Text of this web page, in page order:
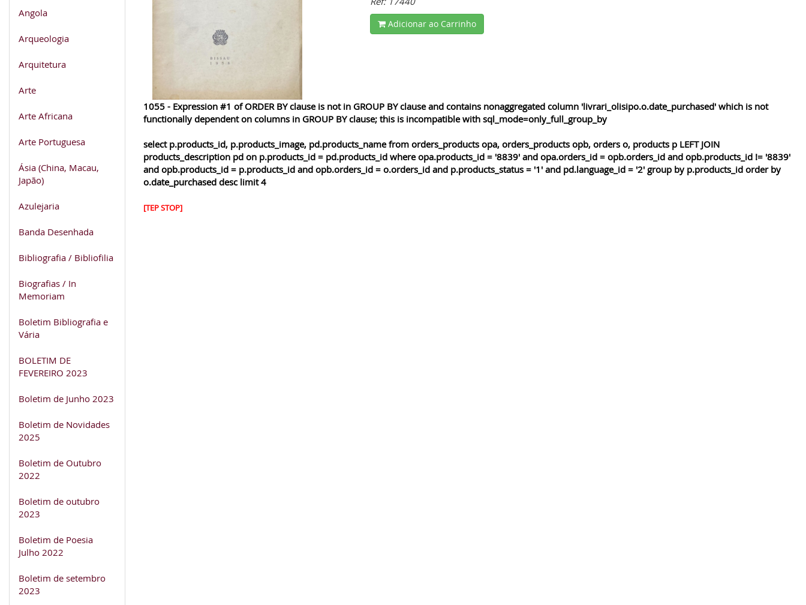
Angola
Arqueologia
Arquitetura
Arte
Arte Africana
Arte Portuguesa
Ásia (China, Macau,
Japão)
Azulejaria
Banda Desenhada
Bibliografia / Bibliofilia
Biografias / In
Memoriam
Boletim Bibliografia e
Vária
BOLETIM DE
FEVEREIRO 2023
Boletim de Junho 2023
Boletim de Novidades
2025
Boletim de Outubro
2022
Boletim de outubro
2023
Boletim de Poesia
Julho 2022
Boletim de setembro
2023
Adicionar ao Carrinho
1055 - Expression #1 of ORDER BY clause is not in GROUP BY clause and contains nonaggregated column 'livrari_olisipo.o.date_purchased' which is not
functionally dependent on columns in GROUP BY clause; this is incompatible with sql_mode=only_full_group_by
select p.products_id, p.products_image, pd.products_name from orders_products opa, orders_products opb, orders o, products p LEFT JOIN
products_description pd on p.products_id = pd.products_id where opa.products_id = '8839' and opa.orders_id = opb.orders_id and opb.products_id != '8839'
and opb.products_id = p.products_id and opb.orders_id = o.orders_id and p.products_status = '1' and pd.language_id = '2' group by p.products_id order by
o.date_purchased desc limit 4
[TEP STOP]